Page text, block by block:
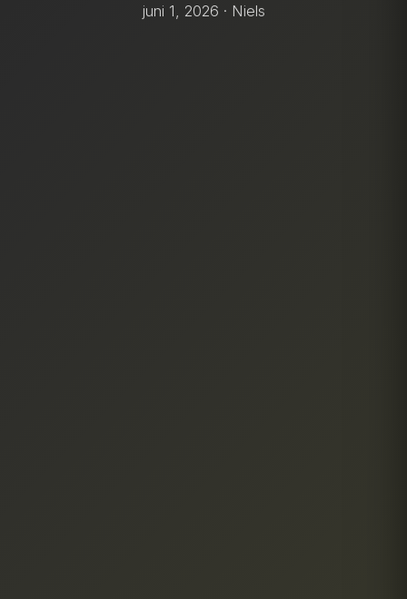
juni 1, 2026 · Niels